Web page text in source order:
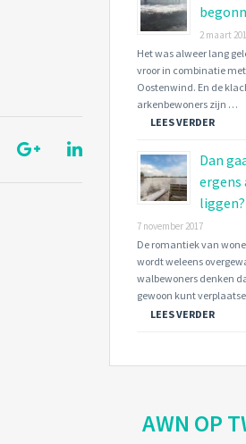
2 maart
Het was alweer lang
vroor in combinatie
Oostenwind. En de
arkenbewoners zijn …
LEES VERDER
Dan
ergens
liggen?
7 november 2017
De romantiek van
wordt weleens
walbewoners denken
gewoon kunt
LEES VERDER
AWN OP